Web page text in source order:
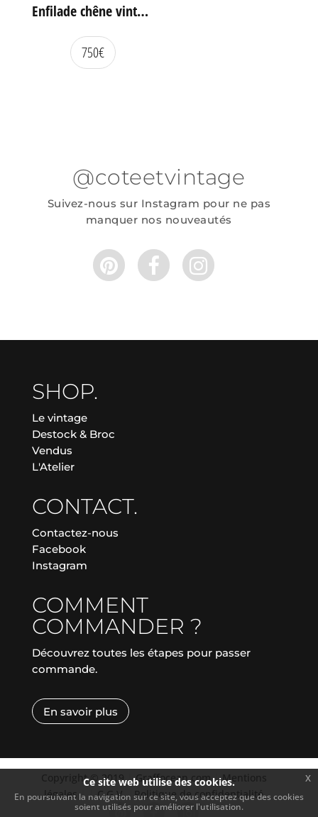
Enfilade chêne vintage portes coulissantes
750€
@coteetvintage
Suivez-nous sur Instagram pour ne pas
manquer nos nouveautés
SHOP.
Le vintage
Destock & Broc
Vendus
L'Atelier
CONTACT.
Contactez-nous
Facebook
Instagram
COMMENT
COMMANDER ?
Découvrez toutes les étapes pour passer
commande.
En savoir plus
Copyright © 2019| Graffocean.com | Mentions
légales | | C.G.V. |Politique de confidentialité
Ce site web utilise des cookies.
En poursuivant la navigation sur ce site, vous acceptez que des cookies
soient utilisés pour améliorer l'utilisation.
x